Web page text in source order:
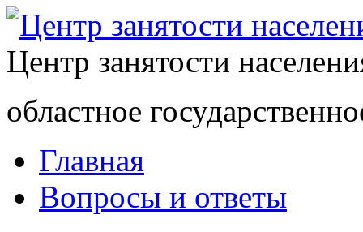
Центр занятости
областное
Главная
Вопросы и ответы